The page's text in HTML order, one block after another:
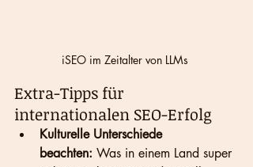
iSEO im Zeitalter von LLMs
Extra-Tipps für
internationalen SEO-Erfolg
Kulturelle Unterschiede
beachten: Was in einem Land super